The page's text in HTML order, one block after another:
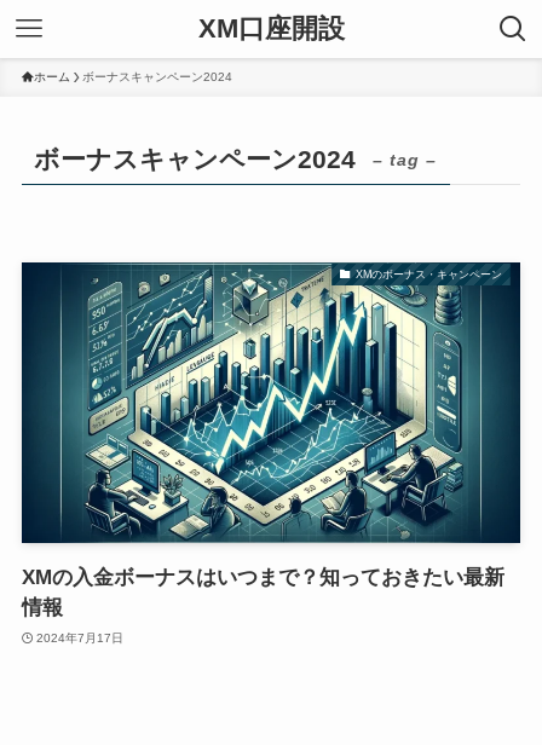
XM口座開設
ホーム ボーナスキャンペーン2024
ボーナスキャンペーン2024 – tag –
XMのボーナス・キャンペーン
XMの入金ボーナスはいつまで？知っておきたい最新
情報
2024年7月17日